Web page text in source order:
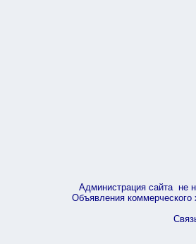
Администрация сайта не
Объявления коммерческого